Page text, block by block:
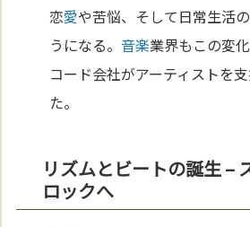
恋愛や苦悩、そして日常生活
うになる。音楽業界もこの変
コード会社がアーティストを支
た。
リズムとビートの誕生 –
ロックへ